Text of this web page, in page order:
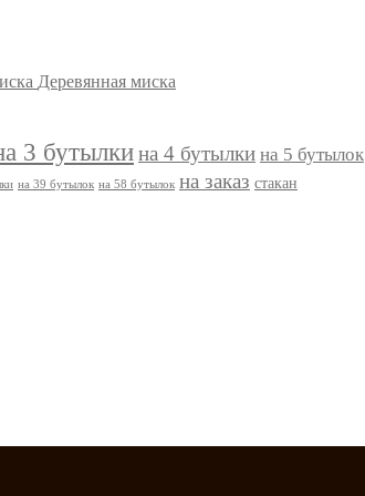
Деревянная миска
3 бутылкина 4 бутылки на 5 бутылок
на 39 бутылок на 58 бутылок на заказ стакан